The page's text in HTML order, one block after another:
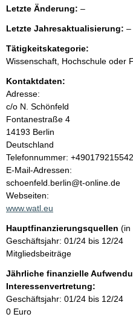
n
h
a
l
t
r
i
n
e
i
s
Letzte Änderung: –l
e
r
Letzte Jahresaktualisierung: –l
Tätigkeitskategorie:
Wissenschaft, Hochschule oder
Kontaktdaten:
Adresse:
c/o N. Schönfeld
Fontanestraße 4
14193 Berlin
Deutschland
K
o
n
t
a
t
i
n
f
o
r
m
Telefonnummer:
E-Mail-Adressen:
schoenfeld.berlin@t-online.de
Webseiten:
www.watl.eu
Hauptfinanzierungsquellen (in
Geschäftsjahr: 01/24 bis 12/24
Mitgliedsbeiträge
Jährliche finanzielle
Interessenvertretung:
Geschäftsjahr: 01/24 bis 12/24
0 Euro